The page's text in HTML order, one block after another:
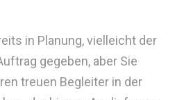
in Planung, vielleicht der
gegeben, aber Sie
treuen Begleiter in der